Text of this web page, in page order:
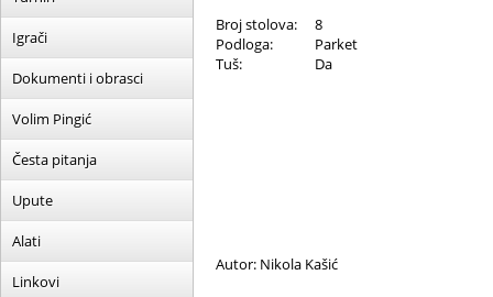
Igrači
Dokumenti i obrasci
Volim Pingić
Česta pitanja
Upute
Alati
Linkovi
Broj stolova:
8
Podloga:
Parket
Tuš:
Da
Autor: Nikola Kašić